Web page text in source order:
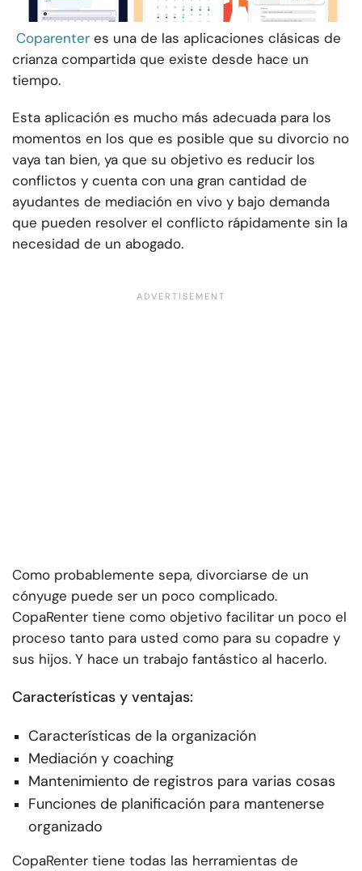
Coparenter es una de las aplicaciones clásicas de
crianza compartida que existe desde hace un
tiempo.
Esta aplicación es mucho más adecuada para los
momentos en los que es posible que su divorcio no
vaya tan bien, ya que su objetivo es reducir los
conflictos y cuenta con una gran cantidad de
ayudantes de mediación en vivo y bajo demanda
que pueden resolver el conflicto rápidamente sin la
necesidad de un abogado.
Como probablemente sepa, divorciarse de un
cónyuge puede ser un poco complicado.
CopaRenter tiene como objetivo facilitar un poco el
proceso tanto para usted como para su copadre y
sus hijos. Y hace un trabajo fantástico al hacerlo.
Características y ventajas:
Características de la organización
Mediación y coaching
Mantenimiento de registros para varias cosas
Funciones de planificación para mantenerse
organizado
CopaRenter tiene todas las herramientas de